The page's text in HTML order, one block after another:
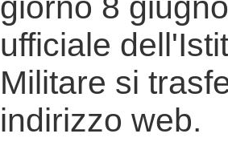
ufficiale
Militare si
indirizzo web.